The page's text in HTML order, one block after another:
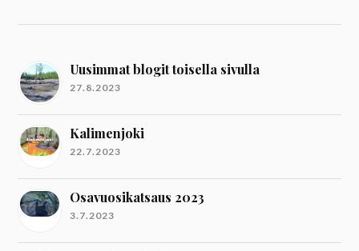
Uusimmat blogit toisella sivulla
27.8.2023
Kalimenjoki
22.7.2023
Osavuosikatsaus 2023
3.7.2023